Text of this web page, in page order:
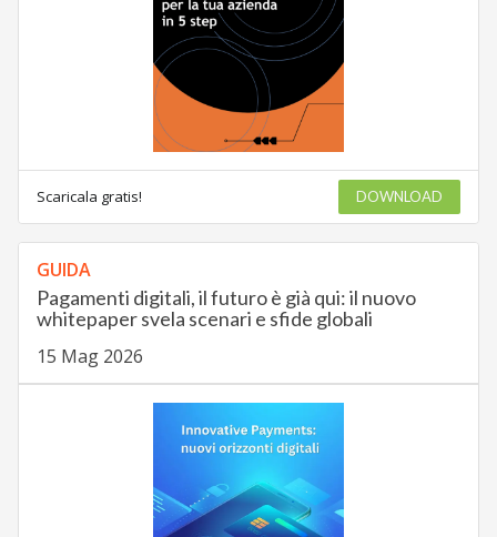
Scaricala gratis! DOWNLOAD
GUIDA
Pagamenti digitali, il futuro è già qui: il nuovo
whitepaper svela scenari e sfide globali
15 Mag 2026